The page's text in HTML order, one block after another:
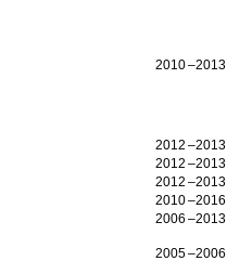
2010
2013
2012
2013
2012
2013
2012
2013
2010
2016
2006
2013
2005
2006